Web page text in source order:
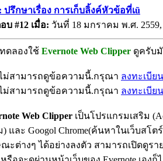
ปรึกษาเรื่อง การเก็บลิ้งค์หัวข้อที่เũ
บ #12 เมื่อ: วันที่ 18 มกราคม พ.ศ. 2559,
ดลองใช้ Evernote Web Clipper ดูครับมั
สามารถดูข้อความนี้.กรุณา ลงทะเบียน
สามารถดูข้อความนี้.กรุณา ลงทะเบียน
Web Clipper เป็นโปรแกรมเสริม
) และ Googol Chrome(ค้นหาในเว็บส
ะต่างๆ ได้อย่างลงตัว สามารถเปิดดูร